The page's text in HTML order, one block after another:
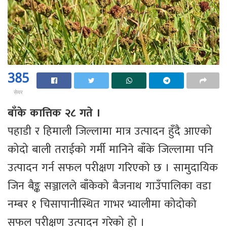
385
सेयर
बाँके कात्तिक २८ गते ।
पहाडी र हिमाली जिल्लामा मात्र उत्पादन हुँदै आएको
कोदो बाली तराईको गर्मी मानिने बाँके जिल्लामा पनि
उत्पादन गर्न सफल परीक्षण गरिएको छ । सामुदायिक
जिन बैङ्क सञ्जालले बाँकेको बैजनाथ गाउँपालिका वडा
नम्बर १ चिसापानीस्थित गाभर भ्यालीमा कोदोको
सफल परीक्षण उत्पादन गरेको हो ।